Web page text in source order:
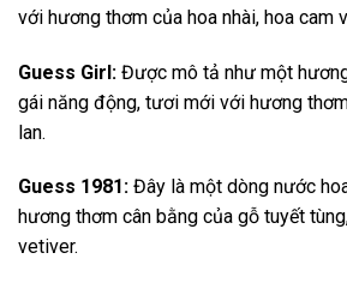
với hương thơm của hoa nhài, hoa cam
Guess Girl: Được mô tả như một
gái năng động, tươi mới với hương
lan.
Guess 1981: Đây là một dòng nước
hương thơm cân bằng của gỗ tuyết
vetiver.